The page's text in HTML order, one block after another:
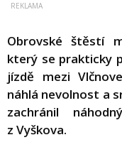
Obrovské štěstí
který se prakticky
jízdě mezi
náhlá nevolnost a
zachránil
z Vyškova.